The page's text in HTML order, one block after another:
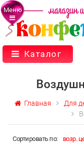
Меню
Каталог
Главная Для
Cортировать по: возр.